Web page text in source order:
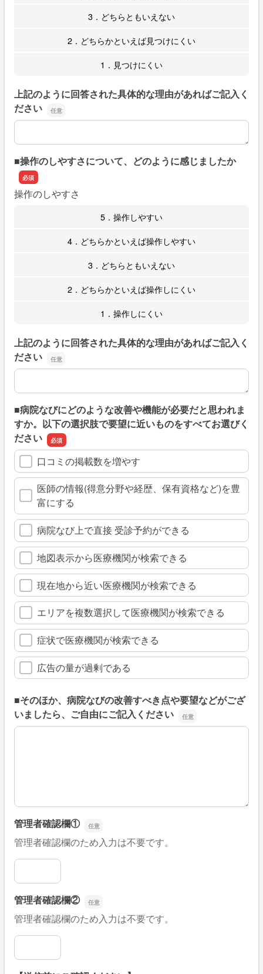
3．どちらともいえない
2．どちらかといえば見つけにくい
1．見つけにくい
上記のように回答された具体的な理由があればご記入く
ださい
上記のように回答された具体的な理由があればご記入くだ
■操作のしやすさについて、どのように感じましたか
操作のしやすさ
5．操作しやすい
4．どちらかといえば操作しやすい
3．どちらともいえない
2．どちらかといえば操作しにくい
1．操作しにくい
上記のように回答された具体的な理由があればご記入く
ださい
上記のように回答された具体的な理由があればご記入くだ
■病院なびにどのような改善や機能が必要だと思われま
すか。以下の選択肢で要望に近いものをすべてお選びく
ださい
口コミの掲載数を増やす
医師の情報(得意分野や経歴、保有資格など)を豊
富にする
病院なび上で直接 受診予約ができる
地図表示から医療機関が検索できる
現在地から近い医療機関が検索できる
エリアを複数選択して医療機関が検索できる
症状で医療機関が検索できる
広告の量が過剰である
■そのほか、病院なびの改善すべき点や要望などがござ
いましたら、ご自由にご記入ください
■そのほか、病院なびの改善すべき点や要望などがござい
管理者確認欄①
管理者確認欄のため入力は不要です。
管理者確認欄①
管理者確認欄②
管理者確認欄のため入力は不要です。
管理者確認欄②